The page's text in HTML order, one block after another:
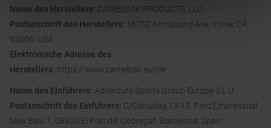
Name des Herstellers: CAMELBAK PRODUCTS, LLC
Postanschrift des Herstellers: 16752 Armstrong Ave, Irvine, CA
92606, USA
Elektronische Adresse des
Herstellers: https://www.camelbak.eu/de
Name des Einführers: Adventure Sports Group Europe S.L.U.
Postanschrift des Einführers: C/Canudas 13-15, Parc Empresarial
Mas Blau 1, 08820 El Prat del Liobregat, Barcelona, Spain